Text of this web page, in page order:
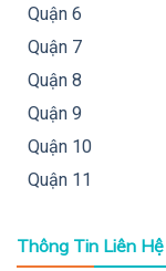
Quận 6
Quận 7
Quận 8
Quận 9
Quận 10
Quận 11
Thông Tin Liên Hệ